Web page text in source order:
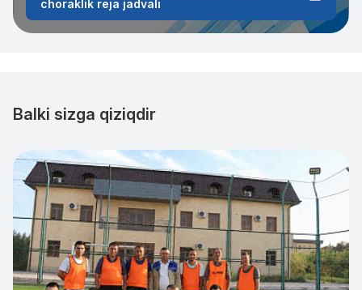
choraklik reja jadvali
Balki sizga qiziqdir